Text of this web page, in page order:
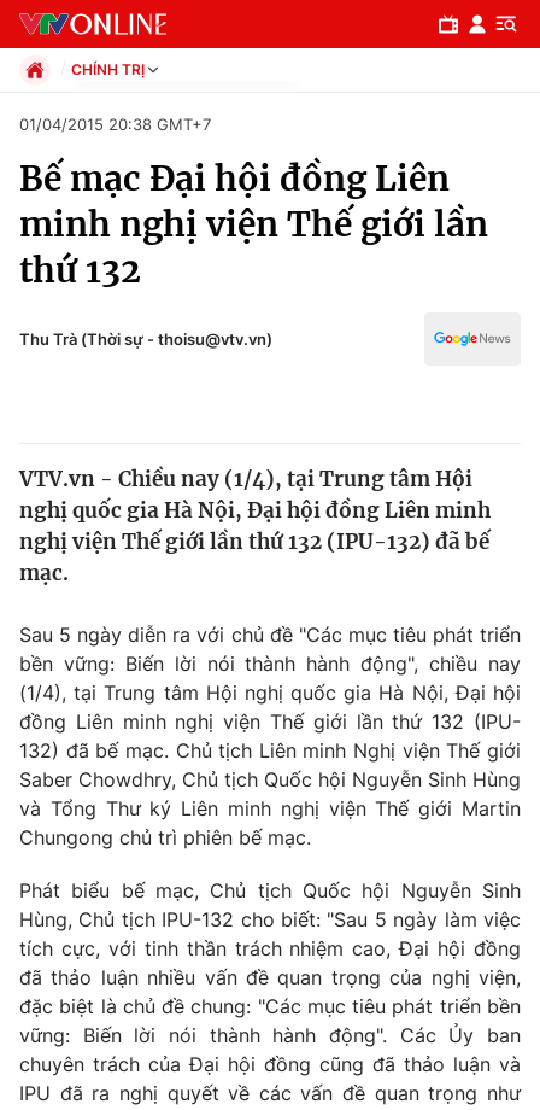
Chuyên mục
Chính trị
Thế giới
Tin tức
Thế giới đó đây
Câu chuyện quốc tế
Kinh tế
Tài chính
Thị trường
Góc doanh nghiệp
Dữ liệu và đời sống
Truyền hình
Phim VTV
Hậu trường
Nhân vật
Khán giả
Giải sao mai
Giải trí
Điện ảnh
Âm nhạc
Sao
Du lịch
Làm đẹp
Chất lượng cuộc sống
Giáo dục
Tuyển sinh
Học trực tuyến
Công nghệ
Hitech Công nghệ tương lai
Giao lưu trực tuyến
CHÍNH TRỊ
Xã hội
Pháp luật
Kinh tế
Thể thao
Truyền hình
Văn hóa - Giải trí
Đời sống
01/04/2015 20:38 GMT+7
Bế mạc Đại hội đồng Liên
minh nghị viện Thế giới lần
thứ 132
Thu Trà (Thời sự - thoisu@vtv.vn)
VTV.vn - Chiều nay (1/4), tại Trung tâm Hội
nghị quốc gia Hà Nội, Đại hội đồng Liên minh
nghị viện Thế giới lần thứ 132 (IPU-132) đã bế
mạc.
Sau 5 ngày diễn ra với chủ đề "Các mục tiêu phát triển
bền vững: Biến lời nói thành hành động", chiều nay
(1/4), tại Trung tâm Hội nghị quốc gia Hà Nội, Đại hội
đồng Liên minh nghị viện Thế giới lần thứ 132 (IPU-
132) đã bế mạc. Chủ tịch Liên minh Nghị viện Thế giới
Saber Chowdhry, Chủ tịch Quốc hội Nguyễn Sinh Hùng
và Tổng Thư ký Liên minh nghị viện Thế giới Martin
Chungong chủ trì phiên bế mạc.
Phát biểu bế mạc, Chủ tịch Quốc hội Nguyễn Sinh
Hùng, Chủ tịch IPU-132 cho biết: "Sau 5 ngày làm việc
tích cực, với tinh thần trách nhiệm cao, Đại hội đồng
đã thảo luận nhiều vấn đề quan trọng của nghị viện,
đặc biệt là chủ đề chung: "Các mục tiêu phát triển bền
vững: Biến lời nói thành hành động". Các Ủy ban
chuyên trách của Đại hội đồng cũng đã thảo luận và
IPU đã ra nghị quyết về các vấn đề quan trọng như